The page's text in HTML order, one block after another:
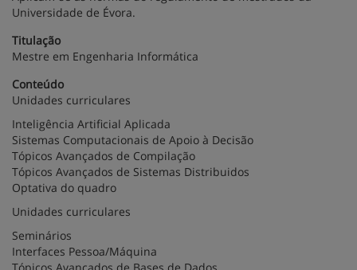
Universidade de Évora.
Titulação
Mestre em Engenharia Informática
Conteúdo
Unidades curriculares
Inteligência Artificial Aplicada
Sistemas Computacionais de Apoio à Decisão
Tópicos Avançados de Compilação
Tópicos Avançados de Sistemas Distribuidos
Optativa do quadro
Unidades curriculares
Seminários
Interfaces Pessoa/Máquina